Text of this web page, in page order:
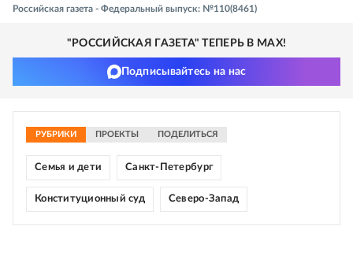
Российская газета - Федеральный выпуск: №110(8461)
"РОССИЙСКАЯ ГАЗЕТА" ТЕПЕРЬ В MAX!
Подписывайтесь на нас
РУБРИКИ ПРОЕКТЫ ПОДЕЛИТЬСЯ
Семья и дети Санкт-Петербург
Конституционный суд Северо-Запад